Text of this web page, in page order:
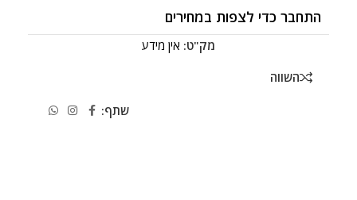
התחבר כדי לצפות במחירים
מק"ט: אין מידע
השווה
שתף: